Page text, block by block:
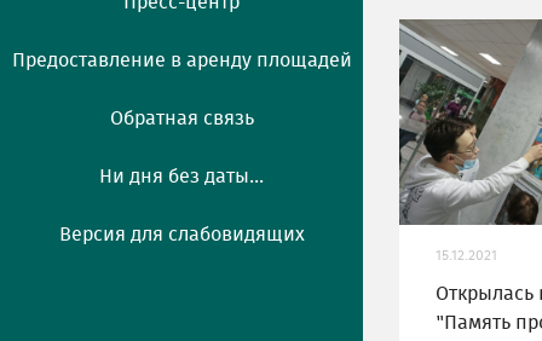
Предоставление в аренду площадей
Обратная связь
Ни дня без даты...
Версия для слабовидящих
15.12.2021
Открылась
"Память